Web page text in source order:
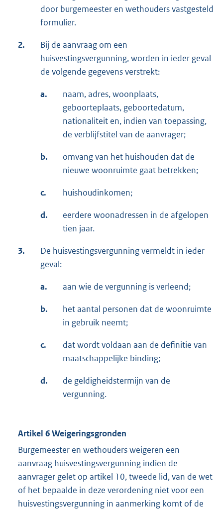
door burgemeester en wethouders vastgesteld
formulier.
2.
Bij de aanvraag om een
huisvestingsvergunning, worden in ieder geval
de volgende gegevens verstrekt:
a.
naam, adres, woonplaats,
geboorteplaats, geboortedatum,
nationaliteit en, indien van toepassing,
de verblijfstitel van de aanvrager;
b.
omvang van het huishouden dat de
nieuwe woonruimte gaat betrekken;
c. huishoudinkomen;
d.
eerdere woonadressen in de afgelopen
tien jaar.
3.
De huisvestingsvergunning vermeldt in ieder
geval:
a. aan wie de vergunning is verleend;
b.
het aantal personen dat de woonruimte
in gebruik neemt;
c.
dat wordt voldaan aan de definitie van
maatschappelijke binding;
d.
de geldigheidstermijn van de
vergunning.
Artikel 6 Weigeringsgronden
Burgemeester en wethouders weigeren een
aanvraag huisvestingsvergunning indien de
aanvrager gelet op artikel 10, tweede lid, van de wet
of het bepaalde in deze verordening niet voor een
huisvestingsvergunning in aanmerking komt of de